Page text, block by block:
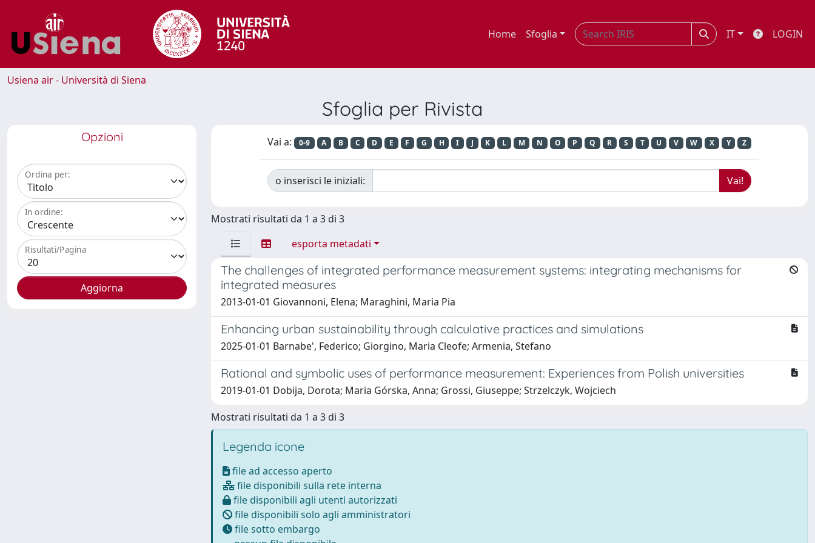
Home Sfoglia IT LOGIN
Usiena air - Università di Siena
Sfoglia per Rivista
Opzioni
Ordina per:
In ordine:
Risultati/Pagina
Vai a: 0-9 A B C D E F G H I J K L M N O P Q R S T U V W X Y Z
o inserisci le iniziali:
Mostrati risultati da 1 a 3 di 3
esporta metadati
The challenges of integrated performance measurement systems: integrating mechanisms for
integrated measures
2013-01-01 Giovannoni, Elena; Maraghini, Maria Pia
Enhancing urban sustainability through calculative practices and simulations
2025-01-01 Barnabe', Federico; Giorgino, Maria Cleofe; Armenia, Stefano
Rational and symbolic uses of performance measurement: Experiences from Polish universities
2019-01-01 Dobija, Dorota; Maria Górska, Anna; Grossi, Giuseppe; Strzelczyk, Wojciech
Mostrati risultati da 1 a 3 di 3
Legenda icone
file ad accesso aperto
file disponibili sulla rete interna
file disponibili agli utenti autorizzati
file disponibili solo agli amministratori
file sotto embargo